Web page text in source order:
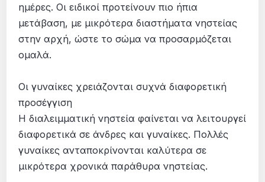
ημέρες. Οι ειδικοί προτείνουν πιο ήπια
μετάβαση, με μικρότερα διαστήματα νηστείας
στην αρχή, ώστε το σώμα να προσαρμόζεται
ομαλά.
Οι γυναίκες χρειάζονται συχνά διαφορετική
προσέγγιση
Η διαλειμματική νηστεία φαίνεται να λειτουργεί
διαφορετικά σε άνδρες και γυναίκες. Πολλές
γυναίκες ανταποκρίνονται καλύτερα σε
μικρότερα χρονικά παράθυρα νηστείας.